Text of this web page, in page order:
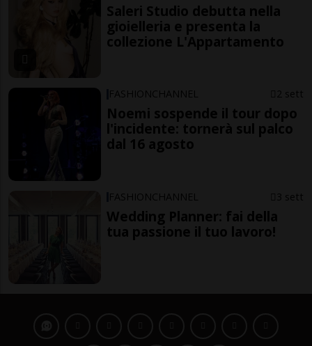
Saleri Studio debutta nella
gioielleria e presenta la
collezione L'Appartamento
FASHIONCHANNEL 2 sett
Noemi sospende il tour dopo
l'incidente: tornerà sul palco
dal 16 agosto
FASHIONCHANNEL 3 sett
Wedding Planner: fai della
tua passione il tuo lavoro!